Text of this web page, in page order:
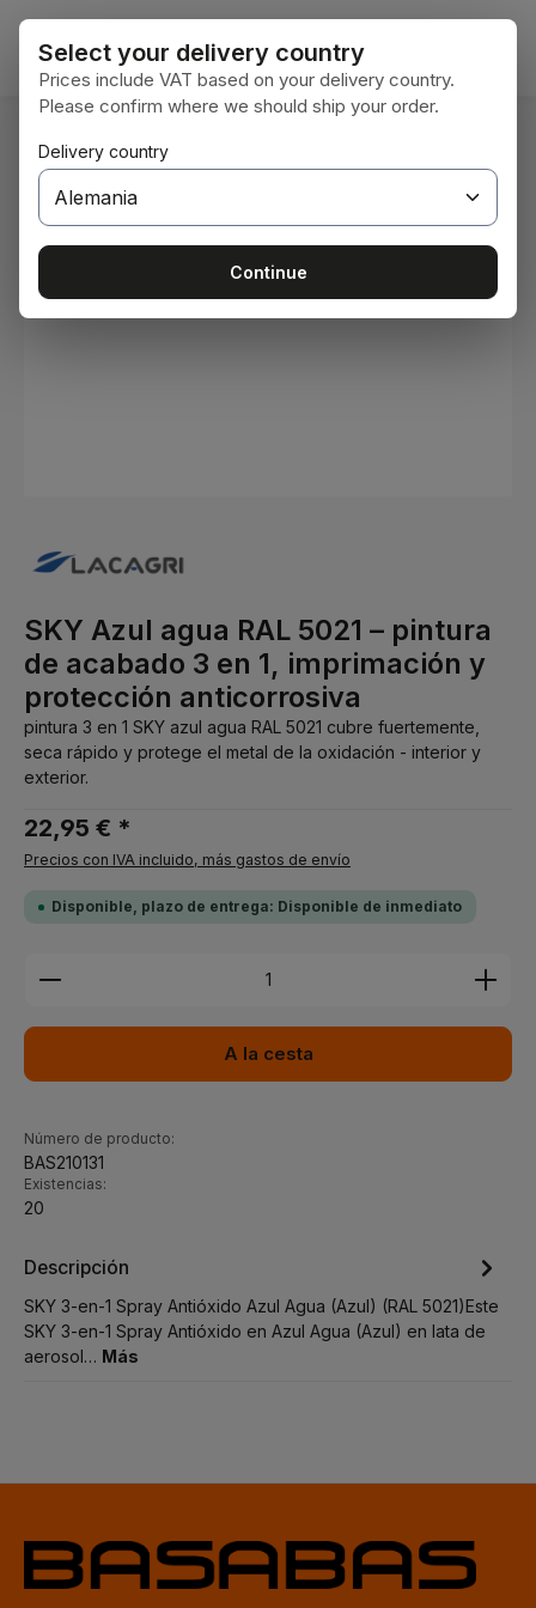
Saltar al contenido principal
Estás aquí: Inicio
SKY Azul agua RAL 5021 – pintura
de acabado 3 en 1, imprimación y
protección anticorrosiva
pintura 3 en 1 SKY azul agua RAL 5021 cubre fuertemente,
seca rápido y protege el metal de la oxidación - interior y
exterior.
22,95 € *
Precios con IVA incluido, más gastos de envío
Disponible, plazo de entrega: Disponible de inmediato
Cantidad del producto: introduce la cantidad
A la cesta
Número de producto:
BAS210131
Existencias:
20
Descripción
SKY 3-en-1 Spray Antióxido Azul Agua (Azul) (RAL 5021)Este
SKY 3-en-1 Spray Antióxido en Azul Agua (Azul) en lata de
aerosol… Más
Select your delivery country
Prices include VAT based on your delivery country.
Please confirm where we should ship your order.
Delivery country
Continue